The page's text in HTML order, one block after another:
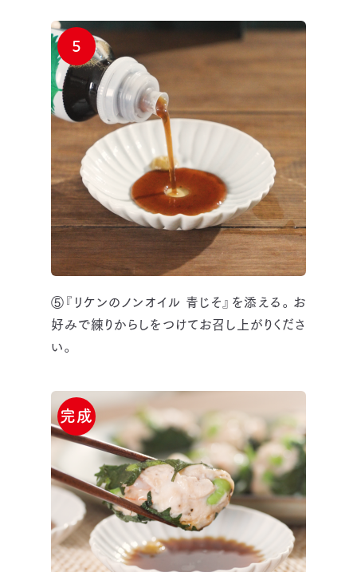
⑤『リケンのノンオイル 青じそ』を添える。お
好みで練りからしをつけてお召し上がりくださ
い。
5
完成